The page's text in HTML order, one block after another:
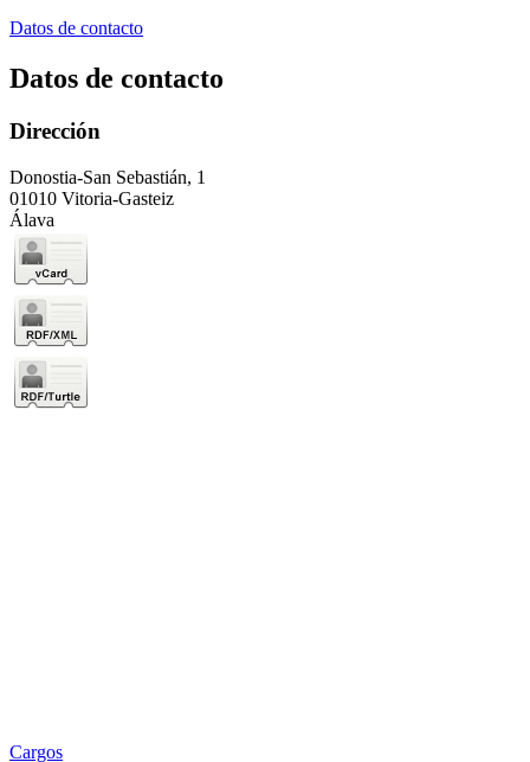
Datos de contacto
Datos de contacto
Dirección
Donostia-San Sebastián, 1
01010 Vitoria-Gasteiz
Álava
Cargos